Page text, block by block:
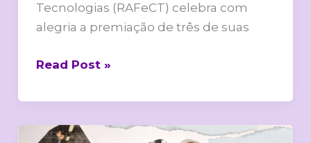
Tecnologias (RAFeCT) celebra com
alegria a premiação de três de suas
Read Post »
Reflexões